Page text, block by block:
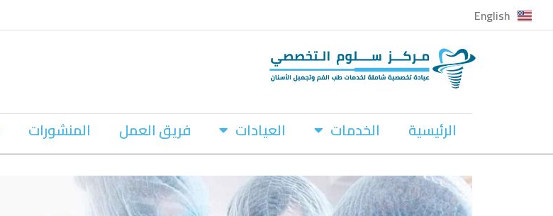
تخطى
إلى
English
الرئيسية الخدمات العيادات فريق العمل المنشورات